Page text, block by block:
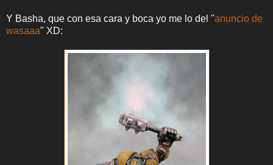
Y Basha, que con esa cara y boca yo me lo del "anuncio de
wasaaa" XD: